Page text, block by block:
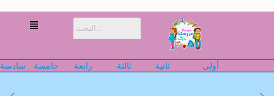
أولى ثانية ثالثة رابعة خامسة سادسة